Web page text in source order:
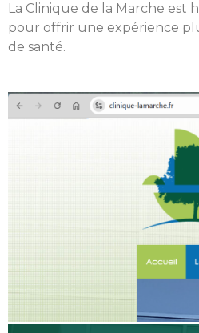
La Clinique de la Marche
pour offrir une expérience
de santé.